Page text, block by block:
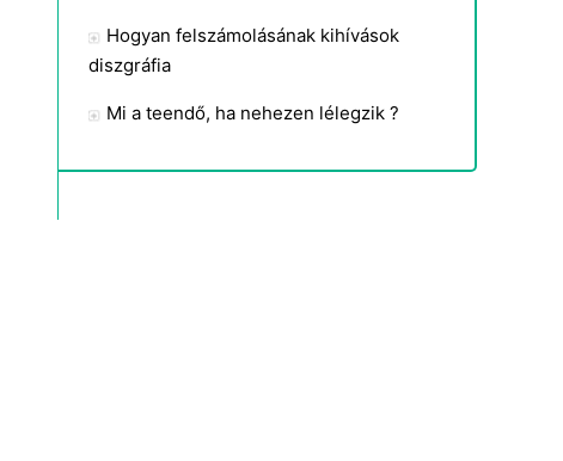
Hogyan felszámolásának kihívások
diszgráfia
Mi a teendő, ha nehezen lélegzik ?